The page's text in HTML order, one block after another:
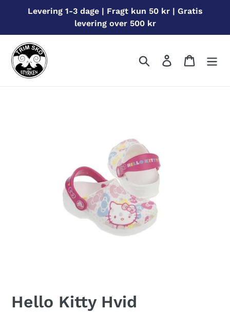
Levering 1-3 dage | Fragt kun 50 kr | Gratis
levering over 500 kr
Søg Log ind
Hello Kitty Hvid